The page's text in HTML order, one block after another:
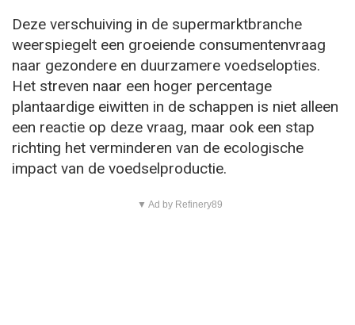
Deze verschuiving in de supermarktbranche
weerspiegelt een groeiende consumentenvraag
naar gezondere en duurzamere voedselopties.
Het streven naar een hoger percentage
plantaardige eiwitten in de schappen is niet alleen
een reactie op deze vraag, maar ook een stap
richting het verminderen van de ecologische
impact van de voedselproductie.
▼ Ad by Refinery89